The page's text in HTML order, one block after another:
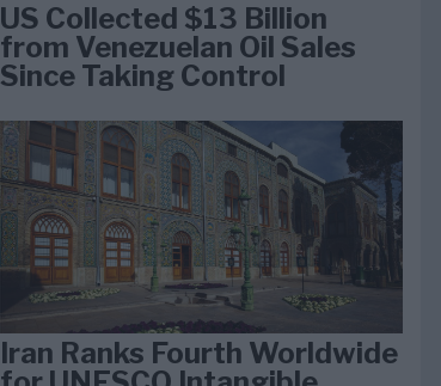
US Collected $13 Billion
from Venezuelan Oil Sales
Since Taking Control
Iran Ranks Fourth Worldwide